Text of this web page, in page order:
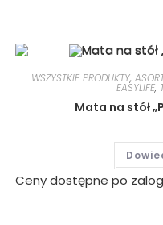
WSZYSTKIE PRODUKTY,
EASYLIFE,
Mata na stół
Ceny dostępne po